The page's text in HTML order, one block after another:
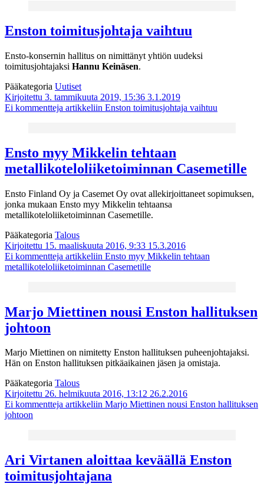
Enston toimitusjohtaja vaihtuu
Ensto-konsernin hallitus on nimittänyt yhtiön uudeksi
toimitusjohtajaksi Hannu Keinäsen.
Pääkategoria Uutiset
Kirjoitettu 3. tammikuuta 2019, 15:36 3.1.2019
Ei kommentteja artikkeliin Enston toimitusjohtaja vaihtuu
Ensto myy Mikkelin tehtaan
metallikoteloliiketoiminnan Casemetille
Ensto Finland Oy ja Casemet Oy ovat allekirjoittaneet sopimuksen,
jonka mukaan Ensto myy Mikkelin tehtaansa
metallikoteloliiketoiminnan Casemetille.
Pääkategoria Talous
Kirjoitettu 15. maaliskuuta 2016, 9:33 15.3.2016
Ei kommentteja artikkeliin Ensto myy Mikkelin tehtaan
metallikoteloliiketoiminnan Casemetille
Marjo Miettinen nousi Enston hallituksen
johtoon
Marjo Miettinen on nimitetty Enston hallituksen puheenjohtajaksi.
Hän on Enston hallituksen pitkäaikainen jäsen ja omistaja.
Pääkategoria Talous
Kirjoitettu 26. helmikuuta 2016, 13:12 26.2.2016
Ei kommentteja artikkeliin Marjo Miettinen nousi Enston hallituksen
johtoon
Ari Virtanen aloittaa keväällä Enston
toimitusjohtajana